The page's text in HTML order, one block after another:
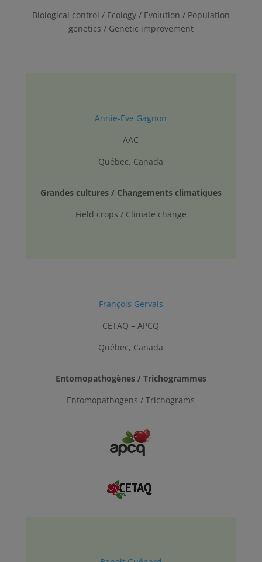
Biological control / Ecology / Evolution / Population
genetics / Genetic improvement
Annie-Ève Gagnon
AAC
Québec, Canada
Grandes cultures / Changements climatiques
Field crops / Climate change
François Gervais
CETAQ – APCQ
Québec, Canada
Entomopathogènes / Trichogrammes
Entomopathogens / Trichograms